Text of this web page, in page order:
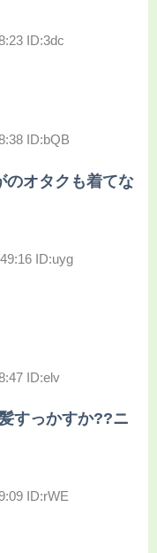
ID:3dc
ID:bQB
のオタクも着てな
ID:uyg
ID:elv
すっかすか??ニ
ID:rWE